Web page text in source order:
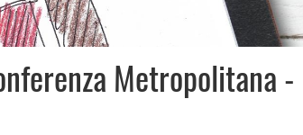
Metropolitana